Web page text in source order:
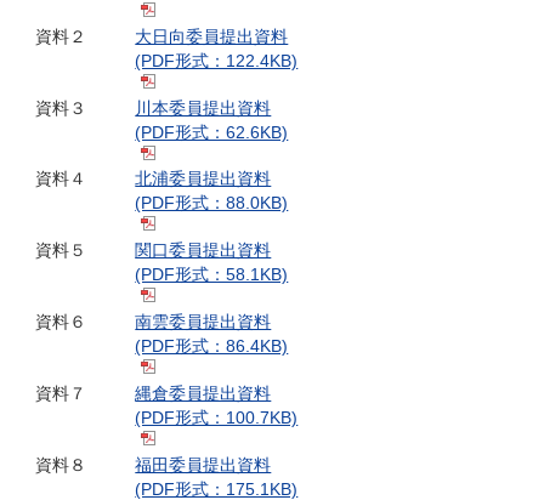
資料２
大日向委員提出資料
(PDF形式：122.4KB)
資料３
川本委員提出資料
(PDF形式：62.6KB)
資料４
北浦委員提出資料
(PDF形式：88.0KB)
資料５
関口委員提出資料
(PDF形式：58.1KB)
資料６
南雲委員提出資料
(PDF形式：86.4KB)
資料７
縄倉委員提出資料
(PDF形式：100.7KB)
資料８
福田委員提出資料
(PDF形式：175.1KB)